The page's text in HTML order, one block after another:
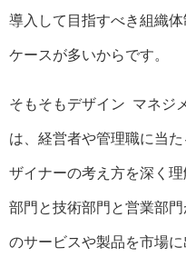
導入して目指すべき組織
ケースが多いからです。
そもそもデザイン マネジ
は、経営者や管理職に当
ザイナーの考え方を深く
部門と技術部門と営業部
のサービスや製品を市場